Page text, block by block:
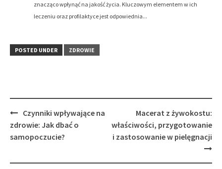
znacząco wpłynąć na jakość życia. Kluczowym elementem w ich
leczeniu oraz profilaktyce jest odpowiednia...
POSTED UNDER ZDROWIE
Post
navigation
Czynniki wpływające na
zdrowie: Jak dbać o
samopoczucie?
Macerat z żywokostu:
właściwości, przygotowanie
i zastosowanie w pielęgnacji